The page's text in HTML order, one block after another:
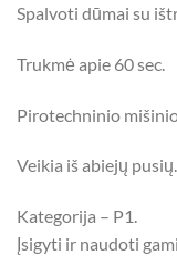
Spalvoti dūmai su
Trukmė apie 60 sec.
Pirotechninio mišinio
Veikia iš abiejų pusių.
Kategorija – P1.
Įsigyti ir naudoti